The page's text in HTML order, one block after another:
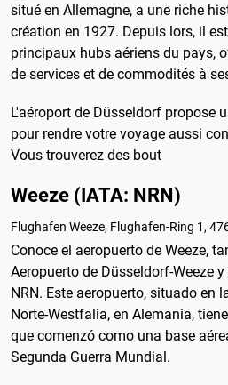
situé en Allemagne, a une riche
création en 1927. Depuis lors, il
principaux hubs aériens du pays,
de services et de commodités à
L'aéroport de Düsseldorf propose
pour rendre votre voyage aussi
Vous trouverez des bout
Weeze (IATA: NRN)
Flughafen Weeze, Flughafen-Ring 1,
Conoce el aeropuerto de Weeze,
Aeropuerto de Düsseldorf-Weeze
NRN. Este aeropuerto, situado en
Norte-Westfalia, en Alemania,
que comenzó como una base
Segunda Guerra Mundial.